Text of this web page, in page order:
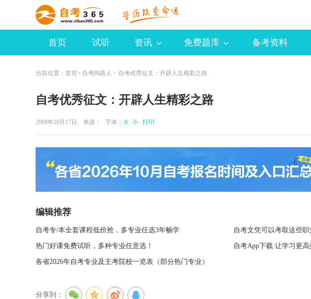
首页 试听 资讯 免费题库 备考资料
当前位置： 首页> 自考同路人 > 自考优秀征文：开辟人生精彩之路
自考优秀征文：开辟人生精彩之路
2008年10月17日 来源： 字体： 大 小 打印
编辑推荐
自考专/本全套课程低价抢，多专业任选3年畅学 自考文凭可以考取这些职
热门好课免费试听，多种专业任意选！ 自考App下载 让学习更高
各省2026年自考专业及主考院校一览表（部分热门专业）
分享到：